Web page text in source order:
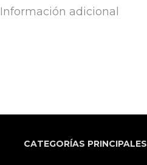
Información adicional
CATEGORÍAS PRINCIPALES